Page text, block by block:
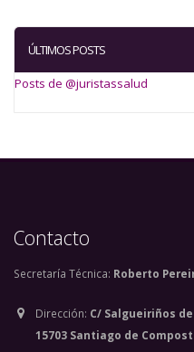
Alfonso Domínguez Simón
Alfonso Noguera Peña
Alicia Martínez Patiño
Alicia Sánchez Cordero
Alvaro Gil-Robles y Gil-Delgado
ÚLTIMOS POSTS
Posts de @juristassalud
Contacto
Secretaría Técnica: Roberto
Dirección: C/ Salgueiriños
15703 Santiago de